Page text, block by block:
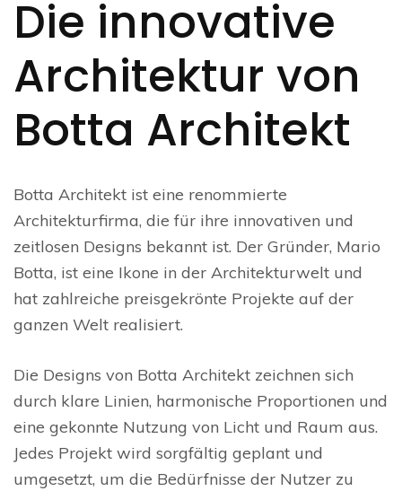
Die innovative
Architektur von
Botta Architekt
Botta Architekt ist eine renommierte
Architekturfirma, die für ihre innovativen und
zeitlosen Designs bekannt ist. Der Gründer, Mario
Botta, ist eine Ikone in der Architekturwelt und
hat zahlreiche preisgekrönte Projekte auf der
ganzen Welt realisiert.
Die Designs von Botta Architekt zeichnen sich
durch klare Linien, harmonische Proportionen und
eine gekonnte Nutzung von Licht und Raum aus.
Jedes Projekt wird sorgfältig geplant und
umgesetzt, um die Bedürfnisse der Nutzer zu